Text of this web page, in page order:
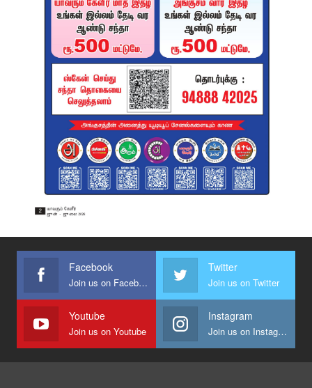
Facebook
Join us on Facebook
Twitter
Join us on Twitter
Youtube
Join us on Youtube
Instagram
Join us on Instagram